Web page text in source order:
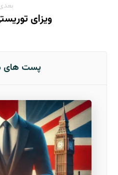
ویزای
پست های